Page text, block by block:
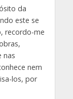
da
este se
recordo-me
nas
nem
los, por